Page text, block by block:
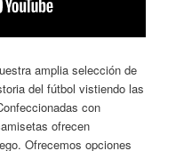
amplia selección de
del fútbol vistiendo las
con
ofrecen
Ofrecemos opciones